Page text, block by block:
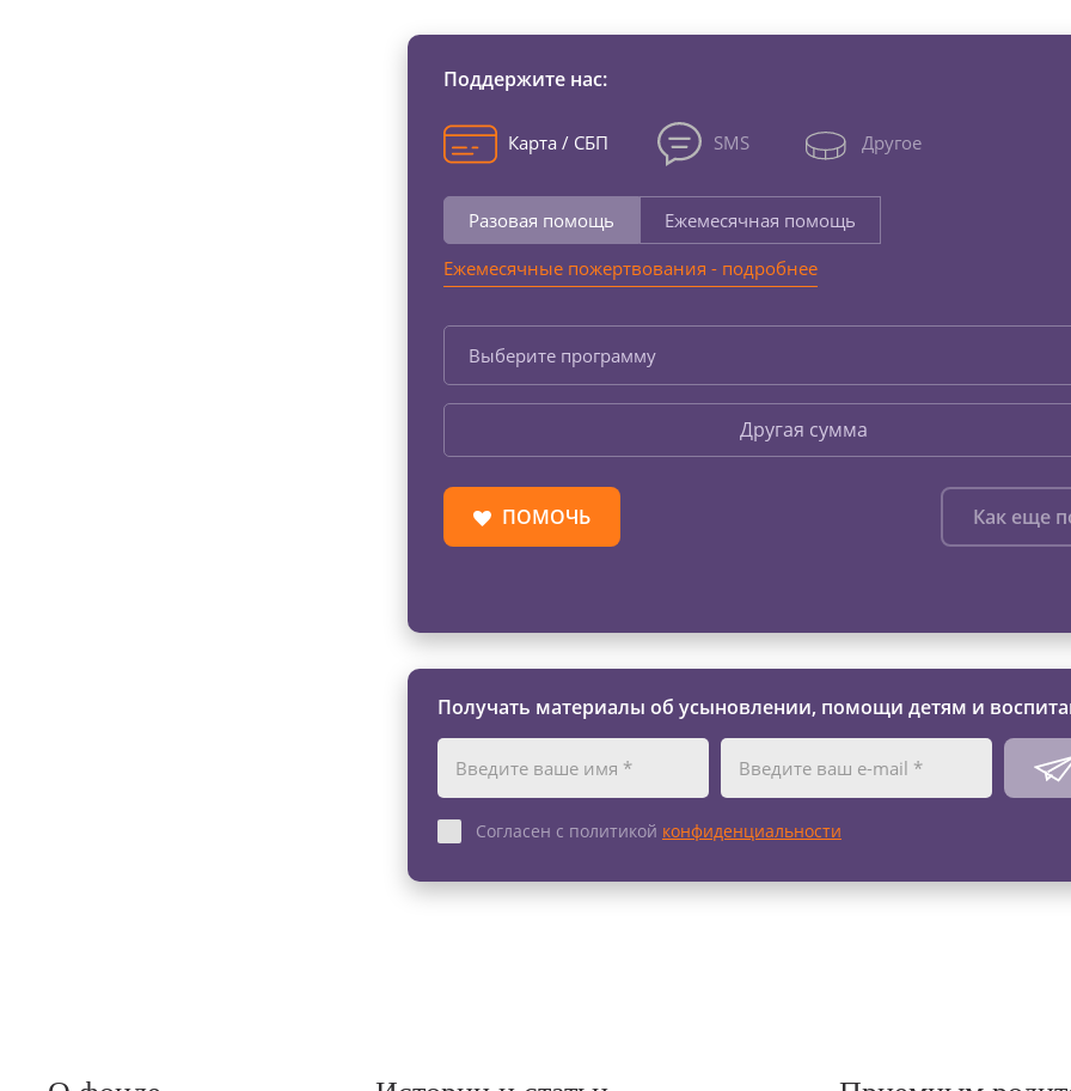
Поддержите нас:
Карта / СБП SMS Другое
Разовая помощь
Ежемесячная помощь
Ежемесячные пожертвования - подробнее
Выберите программу
Другая сумма
ПОМОЧЬ Как еще
Получать материалы об усыновлении, помощи детям и
Согласен с политикой конфиденциальности